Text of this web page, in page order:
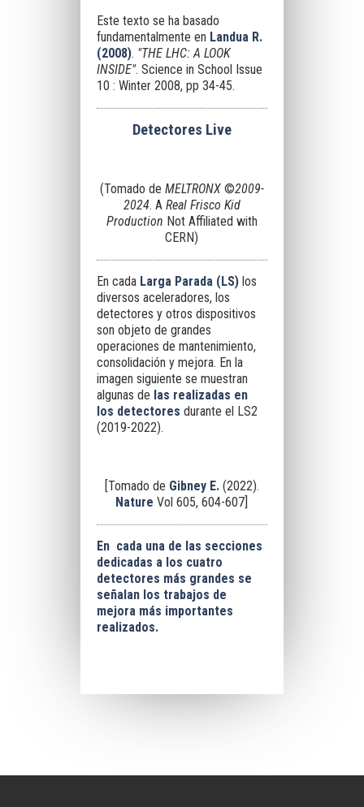
Este texto se ha basado
fundamentalmente en Landua R.
(2008). "THE LHC: A LOOK
INSIDE". Science in School Issue
10 : Winter 2008, pp 34-45.
Detectores Live
(Tomado de MELTRONX©2009-
2024. A Real Frisco Kid
Production Not Affiliated with
CERN)
En cada Larga Parada (LS)los
diversos aceleradores, los
detectores y otros dispositivos
son objeto de grandes
operaciones de mantenimiento,
consolidación y mejora. En la
imagen siguiente se muestran
algunas de las realizadas en
los detectores durante el LS2
(2019-2022).
[Tomado de Gibney E. (2022).
Nature Vol 605, 604-607]
En cada una de las secciones
dedicadas a los cuatro
detectores más grandes se
señalan los trabajos de
mejora más importantes
realizados.